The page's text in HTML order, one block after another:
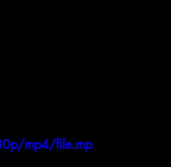
mp4/file.mp